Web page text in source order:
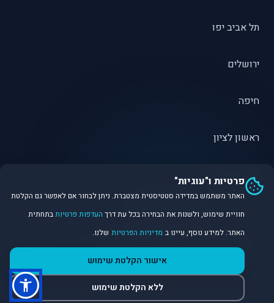
תל אביב יפו
ירושלים
חיפה
ראשון לציון
פתח תקווה
©
פלטפורמת נתונים ובינה מלאכותית לניתוח שוק הנדל״ן.
פרטיות ו"עוגיות"
האתר משתמש במדידה סטטיסטית מצטברת. ניתן לבחור אם לאפשר גם הקלטת
חוויית שימוש, ולשנות את הבחירה בכל עת דרך העדפות פרטיותבתחתית
האתר. למידע נוסף, עיינו ב מדיניות הפרטיות שלנו.
אישור הקלטת שימוש
ללא הקלטת שימוש